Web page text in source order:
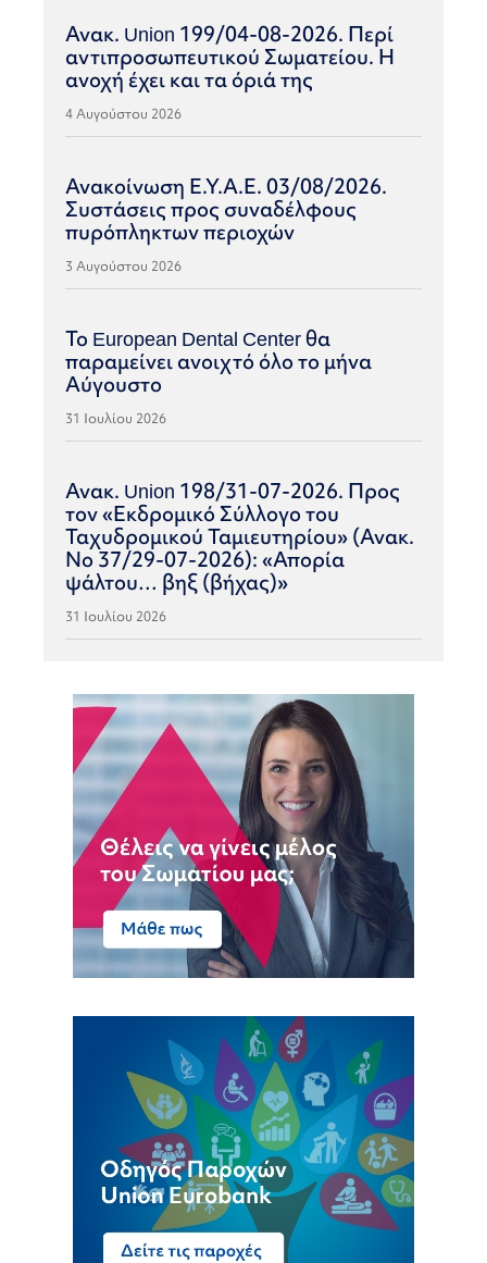
Ανακ. Union 199/04-08-2026. Περί
αντιπροσωπευτικού Σωματείου. Η
ανοχή έχει και τα όριά της
4 Αυγούστου 2026
Ανακοίνωση Ε.Υ.Α.Ε. 03/08/2026.
Συστάσεις προς συναδέλφους
πυρόπληκτων περιοχών
3 Αυγούστου 2026
Το European Dental Center θα
παραμείνει ανοιχτό όλο το μήνα
Αύγουστο
31 Ιουλίου 2026
Ανακ. Union 198/31-07-2026. Προς
τον «Εκδρομικό Σύλλογο του
Ταχυδρομικού Ταμιευτηρίου» (Ανακ.
Νο 37/29-07-2026): «Απορία
ψάλτου… βηξ (βήχας)»
31 Ιουλίου 2026